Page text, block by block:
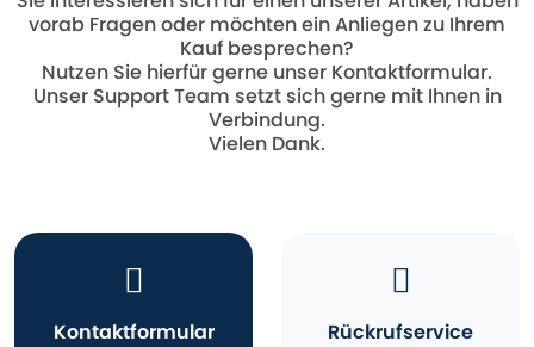
vorab Fragen oder möchten ein Anliegen zu Ihrem
Kauf besprechen?
Nutzen Sie hierfür gerne unser Kontaktformular.
Unser Support Team setzt sich gerne mit Ihnen in
Verbindung.
Vielen Dank.
Kontaktformular Rückrufservice